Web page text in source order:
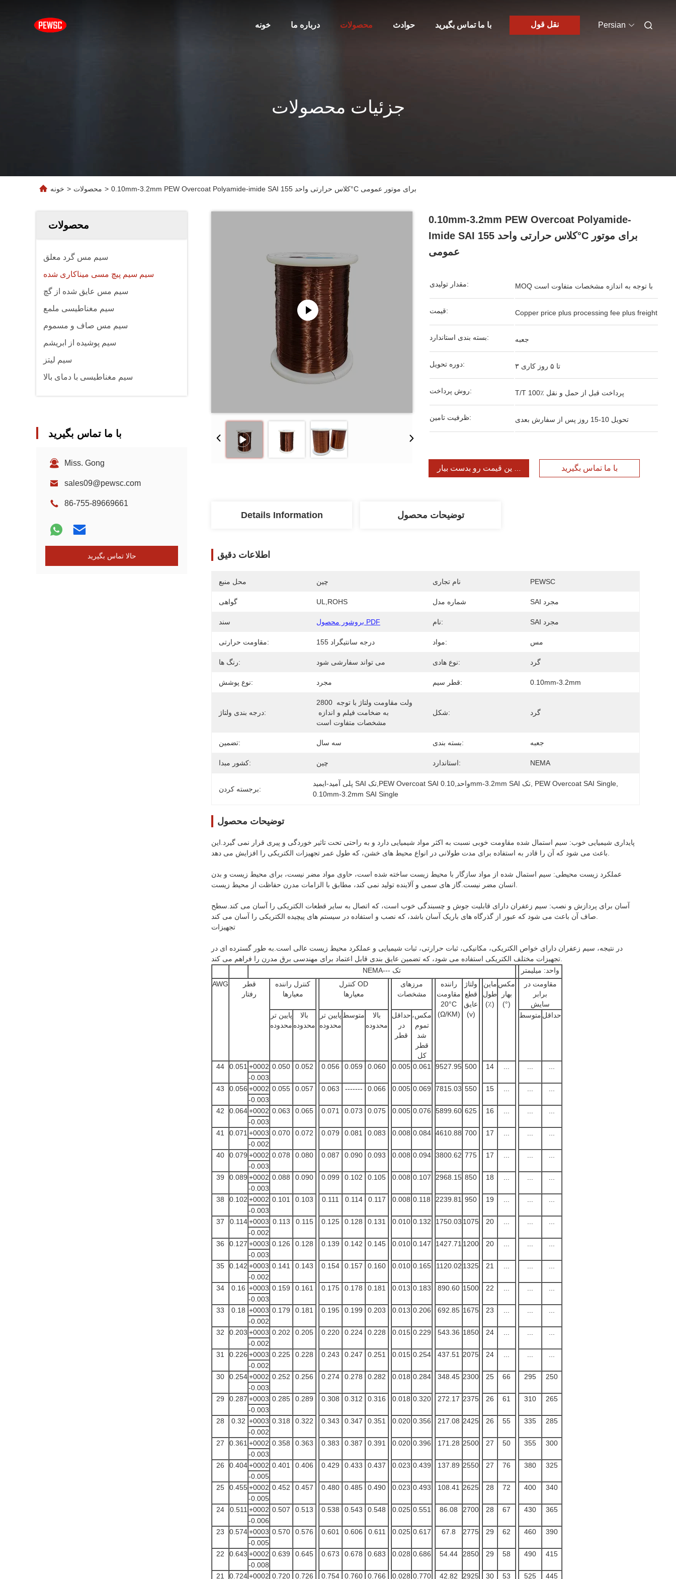
خونه درباره ما محصولات حوادث با ما تماس بگیرید نقل قول Persian
جزئیات محصولات
خونه > محصولات > 0.10mm-3.2mm PEW Overcoat Polyamide-imide SAI کلاس حرارتی واحد 155°C برای موتور عمومی
محصولات
سیم مس گرد معلق
سیم سیم پیچ مسی میناکاری شده
سیم مس عایق شده از گچ
سیم مغناطیسی ملمع
سیم مس صاف و مسموم
سیم پوشیده از ابریشم
سیم لیتز
سیم مغناطیسی با دمای بالا
با ما تماس بگیرید
Miss. Gong
sales09@pewsc.com
86-755-89669661
حالا تماس بگیرید
0.10mm-3.2mm PEW Overcoat Polyamide-
Imide SAI کلاس حرارتی واحد 155°C برای موتور
عمومی
مقدار تولیدی: MOQ با توجه به اندازه مشخصات متفاوت است
قیمت: Copper price plus processing fee plus freight
بسته بندی استاندارد: جعبه
دوره تحویل: ۳ تا ۵ روز کاری
روش پرداخت: T/T 100٪ پرداخت قبل از حمل و نقل
ظرفیت تامین: تحویل 10-15 روز پس از سفارش بعدی
بهترین قیمت رو بدست بیار با ما تماس بگیرید
Details Information توضیحات محصول
اطلاعات دقیق
محل منبع چین نام تجاری PEWSC
گواهی UL,ROHS شماره مدل SAI مجرد
سند بروشور محصول PDF نام: SAI مجرد
مقاومت حرارتی: 155 درجه سانتیگراد مواد: مس
رنگ ها: می تواند سفارشی شود نوع هادی: گرد
نوع پوشش: مجرد قطر سیم: 0.10mm-3.2mm
درجه بندی ولتاژ:
2800 ولت مقاومت ولتاژ با توجه
مشخصات متفاوت است
شکل: گرد
تضمین: سه سال بسته بندی: جعبه
کشور مبدا: چین استاندارد: NEMA
برجسته کردن:
پلی آمید-ایمید SAI تک,PEW Overcoat SAI واحد,0.10mm-3.2mm SAI تک PEW Overcoat SAI Single
0.10mm-3.2mm SAI Single
توضیحات محصول
پایداری شیمیایی خوب: سیم استمال شده مقاومت خوبی نسبت به اکثر مواد شیمیایی دارد و به راحتی تحت تاثیر خوردگی و پیری قرار نمی گیرد.این
عملکرد زیست محیطی: سیم استمال شده از مواد سازگار با محیط زیست ساخته شده است، حاوی مواد مضر نیست، برای محیط زیست و بدن
آسان برای پردازش و نصب: سیم زعفران دارای قابلیت جوش و چسبندگی خوب است، که اتصال به سایر قطعات الکتریکی را آسان می کند.سطح
تجهیزات
در نتیجه، سیم زعفران دارای خواص الکتریکی، مکانیکی، ثبات حرارتی، ثبات شیمیایی و عملکرد محیط زیست عالی است.به طور گسترده ای در
NEMA--- تک
واحد: میلیمتر
AWG
قطر
رفتار
کنترل راننده
معیارها
کنترل OD
معیارها
مرزهای
مشخصات
راننده
مقاومت
20°C
(Ω/KM)
ولتاژ
قطع
عایق
(v)
ماین
طول
(٪)
مکس
بهار
(°)
مقاومت در
برابر
سایش
پایین تر
محدوده
بالا
محدوده
پایین تر
محدوده
متوسط
بالا
محدوده
حداقل
در
قطر
مکس،
تموم
شد
قطر
کل
متوسط حداقل
44 0.051 +0002 0.050 0.052 0.056 0.059 0.060 0.005 0.061 9527.95 500 14
-0.003
43
0.056 +0002 0.055 0.057 0.063 ------- 0.066 0.005 0.069 7815.03 550 15
-0.003
42
0.064+0002 0.063 0.065 0.071 0.073 0.075 0.005 0.076 5899.60 625 16
-0.003
41
0.071 +0003 0.070 0.072 0.079 0.081 0.083 0.008 0.084 4610.88 700 17
-0.002
40
0.079 +0002 0.078 0.080 0.087 0.090 0.093 0.008 0.094 3800.62 775 17
-0.003
39
0.089 +0002 0.088 0.090 0.099 0.102 0.105 0.008 0.107 2968.15 850 18
-0.003
38
0.102 +0002 0.101 0.103 0.111 0.114 0.117 0.008 0.118 2239.81 950 19
-0.003
37
0.114 +0003 0.113 0.115 0.125 0.128 0.131 0.010 0.132 1750.03 1075 20
-0.002
36
0.127 +0003 0.126 0.128 0.139 0.142 0.145 0.010 0.147 1427.71 1200 20
-0.003
35
0.142 +0003 0.141 0.143 0.154 0.157 0.160 0.010 0.165 1120.02 1325 21
-0.002
34
0.16 +0003 0.159 0.161 0.175 0.178 0.181 0.013 0.183 890.60 1500 22
-0.003
33
0.18 +0003 0.179 0.181 0.195 0.199 0.203 0.013 0.206 692.85 1675 23
-0.002
32
0.203 +0003 0.202 0.205 0.220 0.224 0.228 0.015 0.229 543.36 1850 24
-0.002
31
0.226 +0003 0.225 0.228 0.243 0.247 0.251 0.015 0.254 437.51 2075 24
-0.002
30
0.254+0002 0.252 0.256 0.274 0.278 0.282 0.018 0.284 348.45 2300 25 66 295
250
-0.003
29
0.287 +0003 0.285 0.289 0.308 0.312 0.316 0.018 0.320 272.17 2375 26 61 310
265
-0.003
28
0.32 +0003 0.318 0.322 0.343 0.347 0.351 0.020 0.356 217.08 2425 26 55 335
285
-0.002
27
0.361 +0002 0.358 0.363 0.383 0.387 0.391 0.020 0.396 171.28 2500 27 50 355
300
-0.003
26
0.404+0002 0.401 0.406 0.429 0.433 0.437 0.023 0.439 137.89 2550 27 76 380
325
-0.005
25
0.455+0002 0.452 0.457 0.480 0.485 0.490 0.023 0.493 108.41 2625 28 72 400
340
-0.005
24
0.511 +0002 0.507 0.513 0.538 0.543 0.548 0.025 0.551 86.08 2700 28 67 430
365
-0.006
23
0.574+0003 0.570 0.576 0.601 0.606 0.611 0.025 0.617 67.8 2775 29 62 460
390
-0.005
22
0.643 +0002 0.639 0.645 0.673 0.678 0.683 0.028 0.686 54.44 2850 29 58 490
415
-0.008
21
0.724+0002 0.720 0.726 0.754 0.760 0.766 0.028 0.770 42.82 2925 30 53 525
445